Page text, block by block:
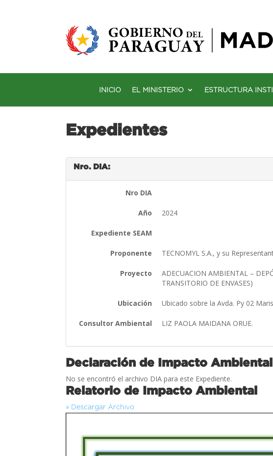
INICIO EL MINISTERIO ESTRUCTURA
Expedientes
Nro. DIA:
Nro DIA
Año 2024
Expediente SEAM
Proponente TECNOMYL S.A., y su
Proyecto
ADECUACION AMBIENTAL –
TRANSITORIO DE ENVASES)
Ubicación Ubicado sobre la Avda. Py 02
Consultor Ambiental LIZ PAOLA MAIDANA ORUE.
Declaración de Impacto Ambiental
No se encontró el archivo DIA para este Expediente.
Relatorio de Impacto Ambiental
» Descargar Archivo